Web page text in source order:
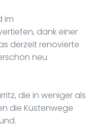
im
dank einer
derzeit renovierte
neu
die in weniger als
die Küstenwege